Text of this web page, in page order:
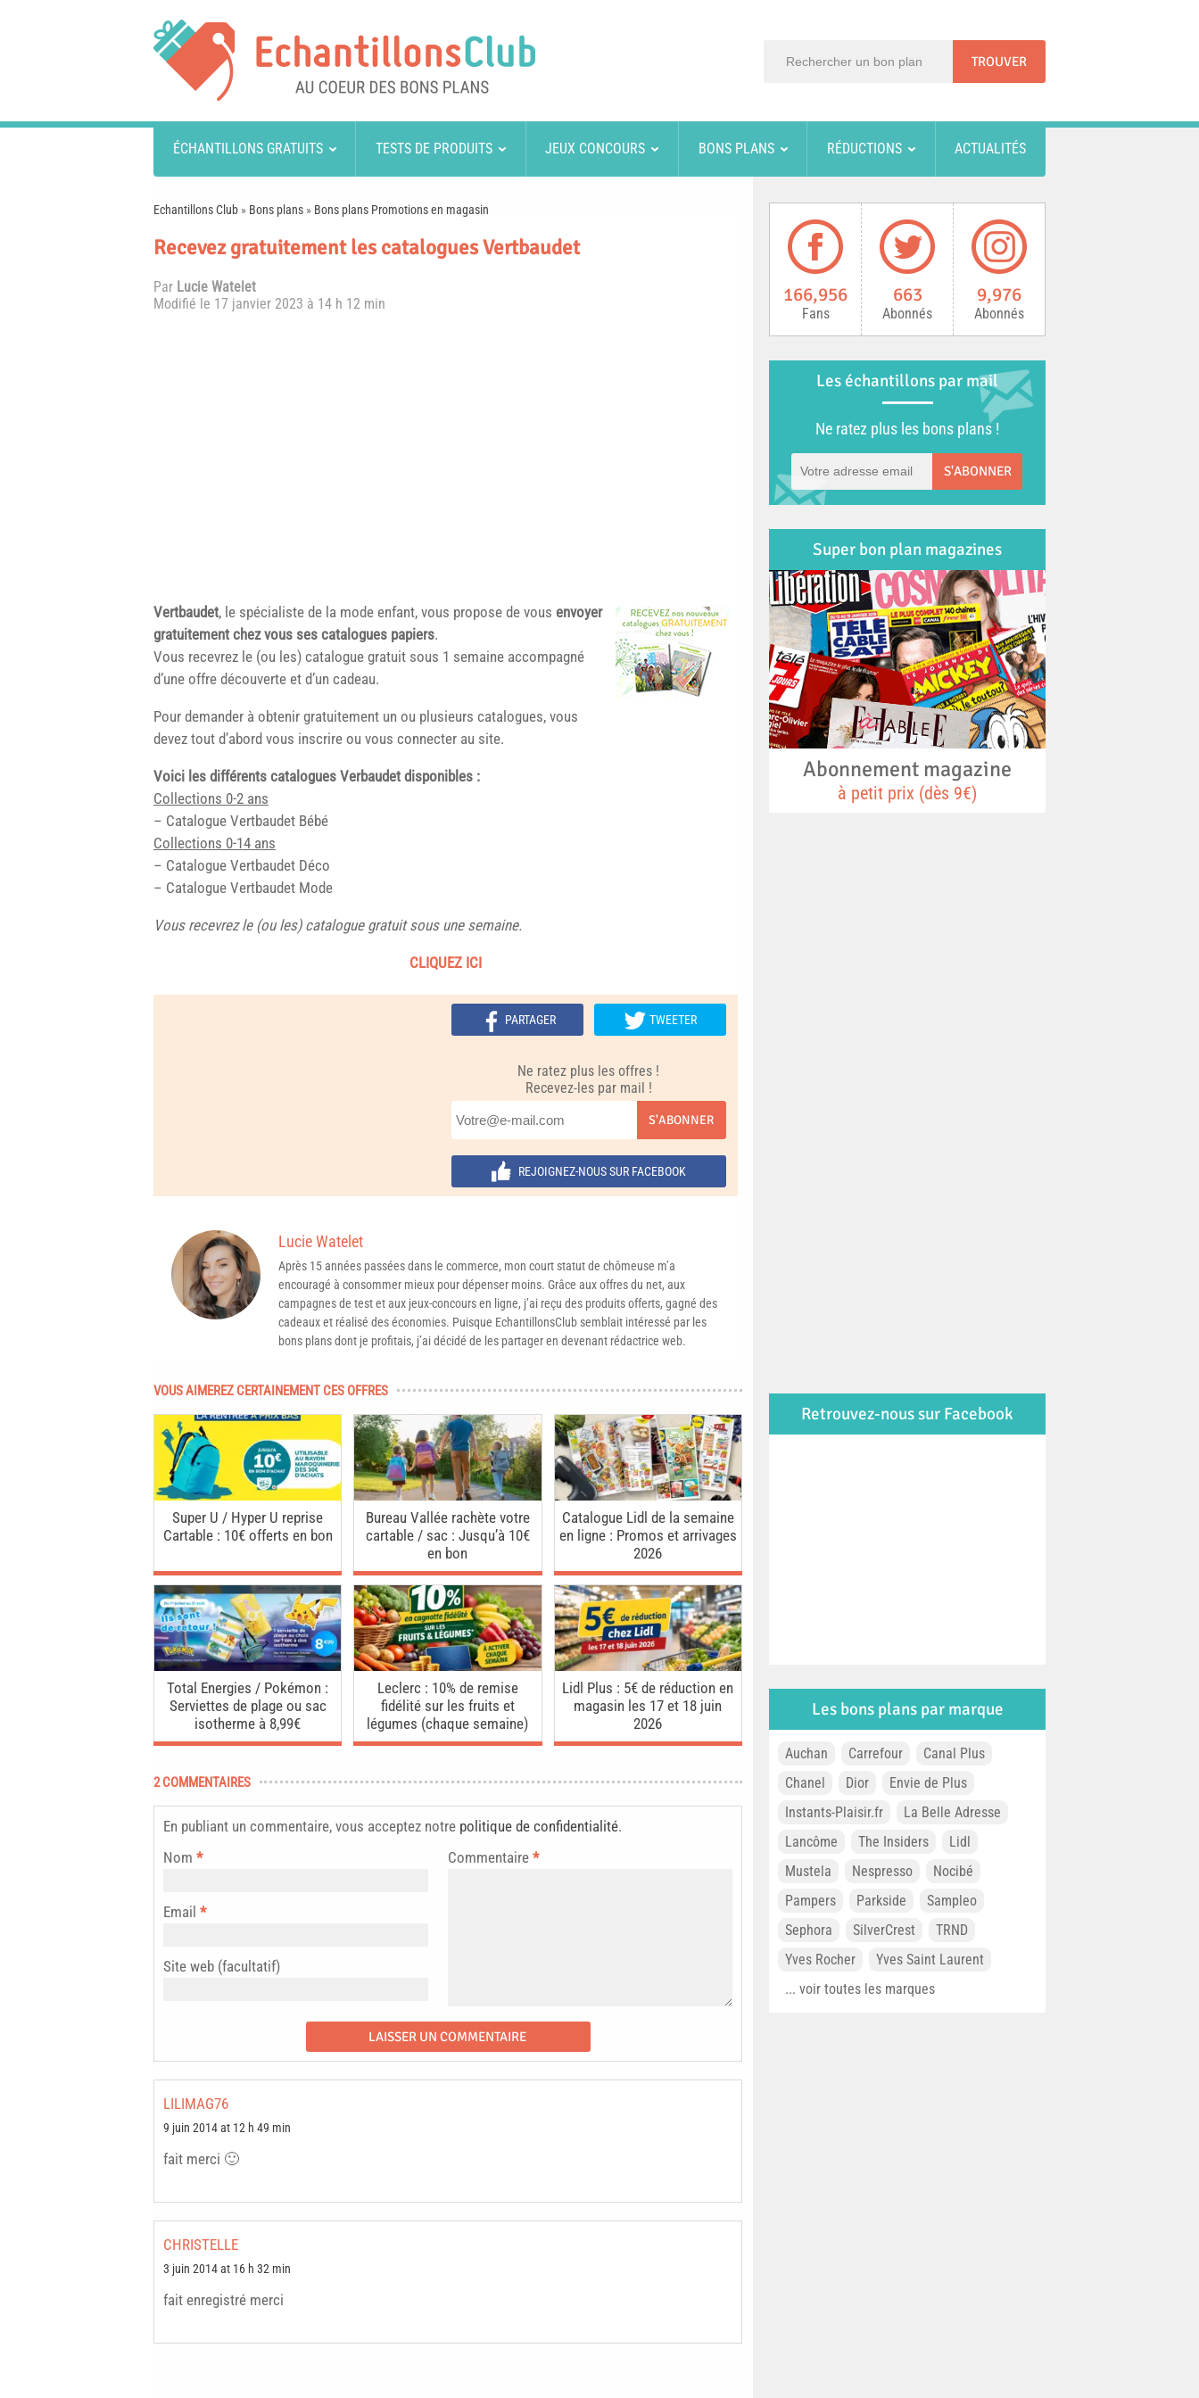
ÉCHANTILLONS GRATUITS TESTS DE PRODUITS JEUX CONCOURS BONS PLANS RÉDUCTIONS ACTUALITÉS
Echantillons Club » Bons plans » Bons plans Promotions en magasin
Recevez gratuitement les catalogues Vertbaudet
Par Lucie Watelet
Modifié le 17 janvier 2023 à 14 h 12 min
Vertbaudet, le spécialiste de la mode enfant, vous propose de vous envoyer
gratuitement chez vous ses catalogues papiers.
Vous recevrez le (ou les) catalogue gratuit sous 1 semaine accompagné
d’une offre découverte et d’un cadeau.
Pour demander à obtenir gratuitement un ou plusieurs catalogues, vous
devez tout d’abord vous inscrire ou vous connecter au site.
Voici les différents catalogues Verbaudet disponibles :
Collections 0-2 ans
– Catalogue Vertbaudet Bébé
Collections 0-14 ans
– Catalogue Vertbaudet Déco
– Catalogue Vertbaudet Mode
Vous recevrez le (ou les) catalogue gratuit sous une semaine.
CLIQUEZ ICI
PARTAGER TWEETER
Ne ratez plus les offres !
Recevez-les par mail !
S'ABONNER
REJOIGNEZ-NOUS SUR FACEBOOK
Lucie Watelet
Après 15 années passées dans le commerce, mon court statut de chômeuse m’a
encouragé à consommer mieux pour dépenser moins. Grâce aux offres du net, aux
campagnes de test et aux jeux-concours en ligne, j’ai reçu des produits offerts, gagné des
cadeaux et réalisé des économies. Puisque EchantillonsClub semblait intéressé par les
bons plans dont je profitais, j’ai décidé de les partager en devenant rédactrice web.
VOUS AIMEREZ CERTAINEMENT CES OFFRES
Super U / Hyper U reprise
Cartable : 10€ offerts en bon
Bureau Vallée rachète votre
cartable / sac : Jusqu’à 10€
en bon
Catalogue Lidl de la semaine
en ligne : Promos et arrivages
2026
Total Energies / Pokémon :
Serviettes de plage ou sac
isotherme à 8,99€
Leclerc : 10% de remise
fidélité sur les fruits et
légumes (chaque semaine)
Lidl Plus : 5€ de réduction en
magasin les 17 et 18 juin
2026
2 COMMENTAIRES
En publiant un commentaire, vous acceptez notre politique de confidentialité.
Commentaire *
Nom *
Email *
Site web (facultatif)
LILIMAG76
9 juin 2014 at 12 h 49 min
fait merci 🙂
CHRISTELLE
3 juin 2014 at 16 h 32 min
fait enregistré merci
166,956
Fans
663
Abonnés
9,976
Abonnés
Les échantillons par mail
Ne ratez plus les bons plans !
S'ABONNER
Super bon plan magazines
Abonnement magazine
à petit prix (dès 9€)
Retrouvez-nous sur Facebook
Les bons plans par marque
Auchan Carrefour
Canal Plus
Chanel
Dior
Envie de Plus
Instants-Plaisir.fr
La Belle Adresse
Lancôme
The Insiders
Lidl
Mustela
Nespresso
Nocibé
Pampers
Parkside
Sampleo
Sephora
SilverCrest
TRND
Yves Rocher
Yves Saint Laurent
... voir toutes les marques